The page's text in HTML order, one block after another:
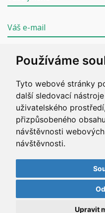
Používáme
Tyto webové stránky
další sledovací
uživatelského
přizpůsobeného
návštěvnosti
návštěvnosti.
Upravit
Copyright © 2020 ZZS
VyrobilSimopt,